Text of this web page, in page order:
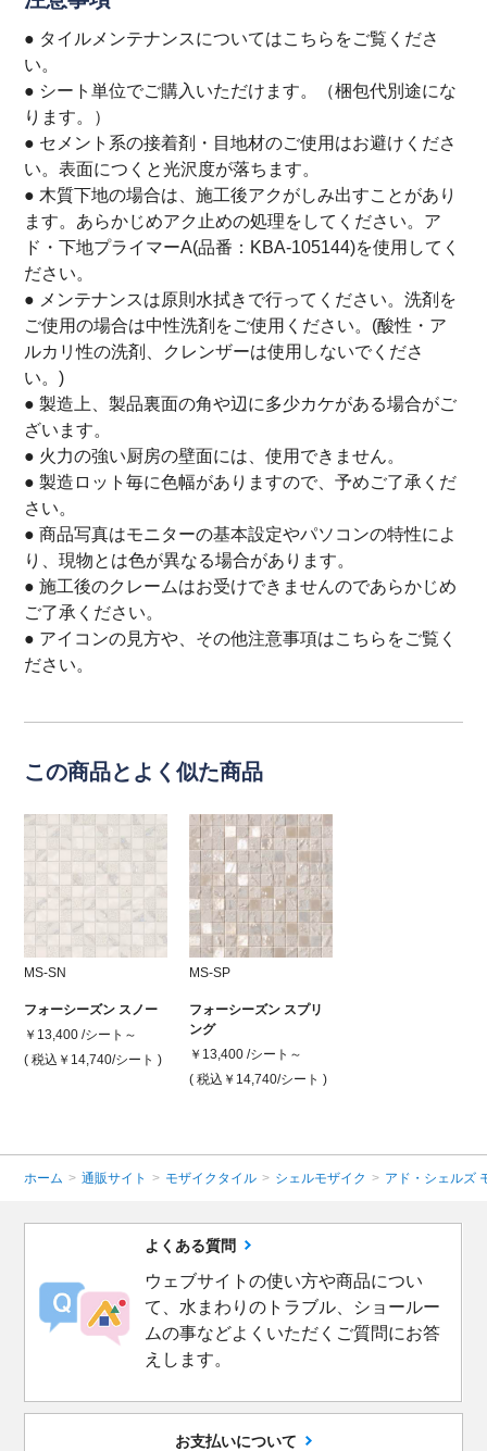
● タイルメンテナンスについてはこちら をご覧くださ
い。
● シート単位でご購入いただけます。（梱包代別途にな
ります。）
● セメント系の接着剤・目地材のご使用はお避けくださ
い。表面につくと光沢度が落ちます。
● 木質下地の場合は、施工後アクがしみ出すことがあり
ます。あらかじめアク止めの処理をしてください。ア
ド・下地プライマーA(品番：KBA-105144)を使用してく
ださい。
● メンテナンスは原則水拭きで行ってください。洗剤を
ご使用の場合は中性洗剤をご使用ください。(酸性・ア
ルカリ性の洗剤、クレンザーは使用しないでくださ
い。)
● 製造上、製品裏面の角や辺に多少カケがある場合がご
ざいます。
● 火力の強い厨房の壁面には、使用できません。
● 製造ロット毎に色幅がありますので、予めご了承くだ
さい。
● 商品写真はモニターの基本設定やパソコンの特性によ
り、現物とは色が異なる場合があります。
● 施工後のクレームはお受けできませんのであらかじめ
ご了承ください。
● アイコンの見方や、その他注意事項はこちら をご覧く
ださい。
この商品とよく似た商品
MS-SN
フォーシーズン スノー
￥13,400 /シート～
( 税込￥14,740/シート )
MS-SP
フォーシーズン スプリ
ング
￥13,400 /シート～
( 税込￥14,740/シート )
ホーム > 通販サイト > モザイクタイル > シェルモザイク > アド・シェルズ
よくある質問
ウェブサイトの使い方や商品につい
て、水まわりのトラブル、ショールー
ムの事などよくいただくご質問にお答
えします。
お支払いについて